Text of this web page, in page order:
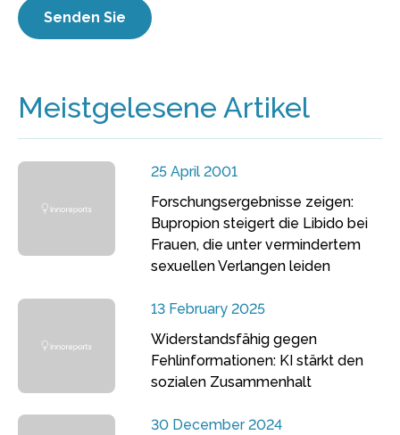
Meistgelesene Artikel
25 April 2001
Forschungsergebnisse zeigen:
Bupropion steigert die Libido bei
Frauen, die unter vermindertem
sexuellen Verlangen leiden
13 February 2025
Widerstandsfähig gegen
Fehlinformationen: KI stärkt den
sozialen Zusammenhalt
30 December 2024